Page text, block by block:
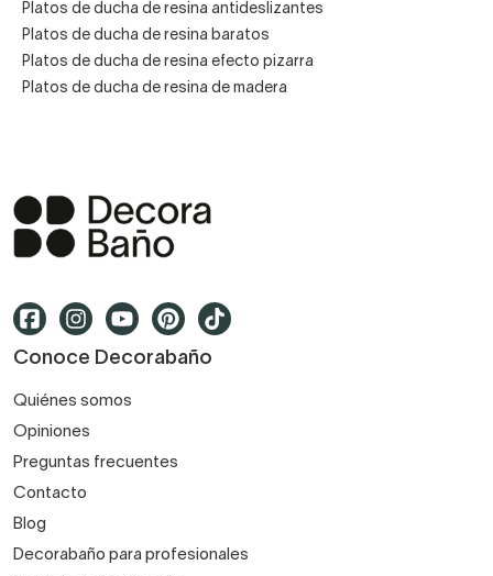
Platos de ducha de resina antideslizantes
Platos de ducha de resina baratos
Platos de ducha de resina efecto pizarra
Platos de ducha de resina de madera
Conoce Decorabaño
Quiénes somos
Opiniones
Preguntas frecuentes
Contacto
Blog
Decorabaño para profesionales